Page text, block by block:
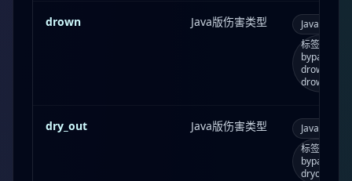
drown Java版伤害类型 Java版
标签：
drown；额
drowning
dry_out Java版伤害类型 Java版
标签：
dryout；消